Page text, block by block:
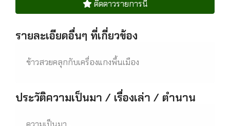
ติดดาวรายการนี้
รายละเอียดอื่นๆ ที่เกี่ยวข้อง
ข้าวสวยคลุกกับเครื่องแกงพื้นเมือง
ประวัติความเป็นมา / เรื่องเล่า / ตำนาน